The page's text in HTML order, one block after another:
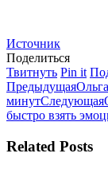
Источник
Поделиться
Твитнуть
в
Twitter
Pin it
в
Навигация
по
Предыдущая
минутСледующая
быстро взять
Related Posts